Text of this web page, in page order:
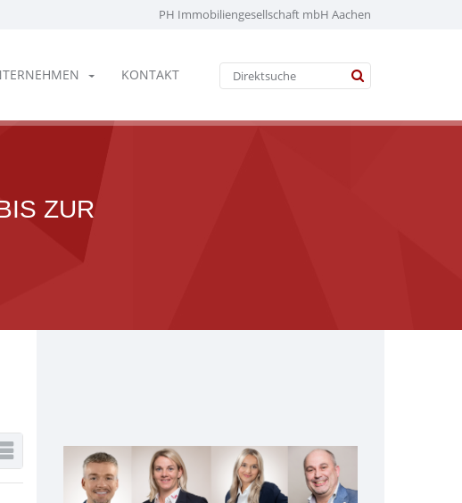
PH Immobiliengesellschaft mbH Aachen
KONTAKT
ZUR